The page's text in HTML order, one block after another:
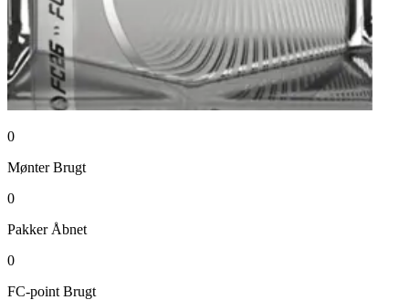
0
Mønter Brugt
0
Pakker Åbnet
0
FC-point Brugt